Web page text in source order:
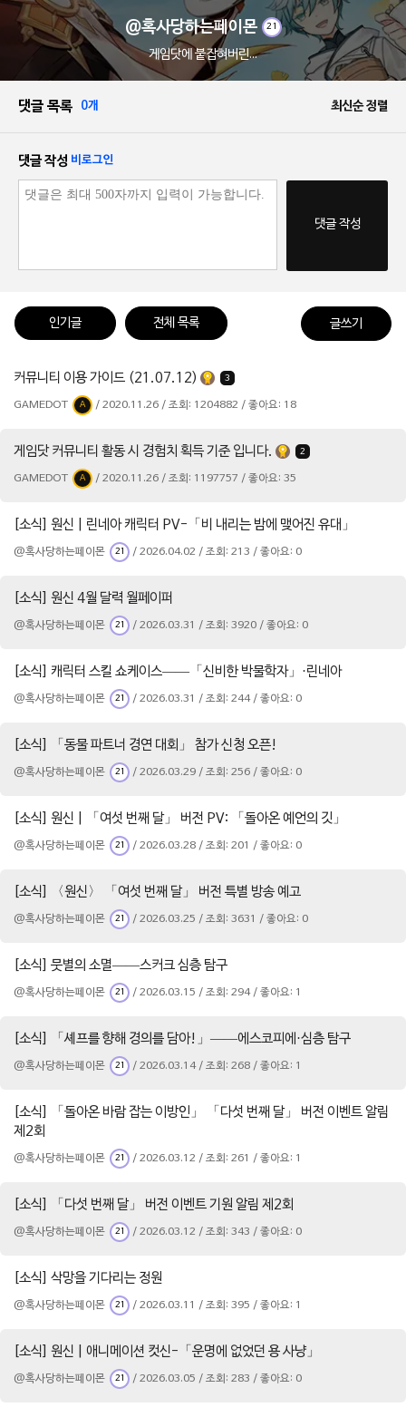
@혹사당하는페이몬 21
게임닷에 붙잡혀버린...
댓글 목록 0개 최신순 정렬
댓글 작성 비로그인
댓글 작성
인기글 전체 목록 글쓰기
커뮤니티 이용 가이드 (21.07.12) 3
GAMEDOT A / 2020.11.26 / 조회: 1204882 / 좋아요: 18
게임닷 커뮤니티 활동 시 경험치 획득 기준 입니다. 2
GAMEDOT A / 2020.11.26 / 조회: 1197757 / 좋아요: 35
[소식] 원신 | 린네아 캐릭터 PV-「비 내리는 밤에 맺어진 유대」
@혹사당하는페이몬 21 / 2026.04.02 / 조회: 213 / 좋아요: 0
[소식] 원신 4월 달력 월페이퍼
@혹사당하는페이몬 21 / 2026.03.31 / 조회: 3920 / 좋아요: 0
[소식] 캐릭터 스킬 쇼케이스——「신비한 박물학자」·린네아
@혹사당하는페이몬 21 / 2026.03.31 / 조회: 244 / 좋아요: 0
[소식] 「동물 파트너 경연 대회」 참가 신청 오픈!
@혹사당하는페이몬 21 / 2026.03.29 / 조회: 256 / 좋아요: 0
[소식] 원신 | 「여섯 번째 달」 버전 PV: 「돌아온 예언의 깃」
@혹사당하는페이몬 21 / 2026.03.28 / 조회: 201 / 좋아요: 0
[소식] 〈원신〉 「여섯 번째 달」 버전 특별 방송 예고
@혹사당하는페이몬 21 / 2026.03.25 / 조회: 3631 / 좋아요: 0
[소식] 뭇별의 소멸——스커크 심층 탐구
@혹사당하는페이몬 21 / 2026.03.15 / 조회: 294 / 좋아요: 1
[소식] 「셰프를 향해 경의를 담아!」——에스코피에·심층 탐구
@혹사당하는페이몬 21 / 2026.03.14 / 조회: 268 / 좋아요: 1
[소식] 「돌아온 바람 잡는 이방인」 「다섯 번째 달」 버전 이벤트 알림
제2회
@혹사당하는페이몬 21 / 2026.03.12 / 조회: 261 / 좋아요: 1
[소식] 「다섯 번째 달」 버전 이벤트 기원 알림 제2회
@혹사당하는페이몬 21 / 2026.03.12 / 조회: 343 / 좋아요: 0
[소식] 삭망을 기다리는 정원
@혹사당하는페이몬 21 / 2026.03.11 / 조회: 395 / 좋아요: 1
[소식] 원신 | 애니메이션 컷신-「운명에 없었던 용 사냥」
@혹사당하는페이몬 21 / 2026.03.05 / 조회: 283 / 좋아요: 0